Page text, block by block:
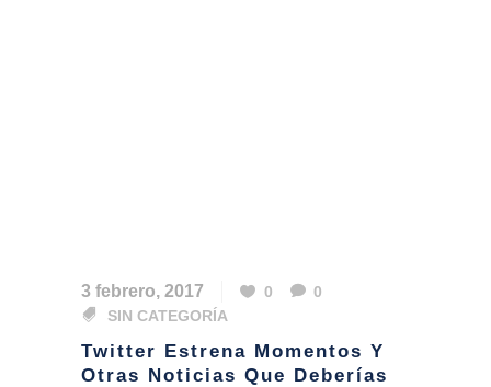
3 febrero, 2017 0
0
SIN CATEGORÍA
Twitter Estrena Momentos Y
Otras Noticias Que Deberías